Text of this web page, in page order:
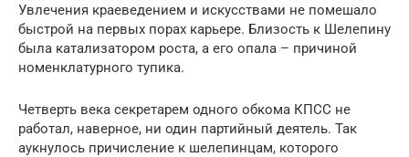
Увлечения краеведением и искусствами не помешало
быстрой на первых порах карьере. Близость к Шелепину
была катализатором роста, а его опала – причиной
номенклатурного тупика.
Четверть века секретарем одного обкома КПСС не
работал, наверное, ни один партийный деятель. Так
аукнулось причисление к шелепинцам, которого